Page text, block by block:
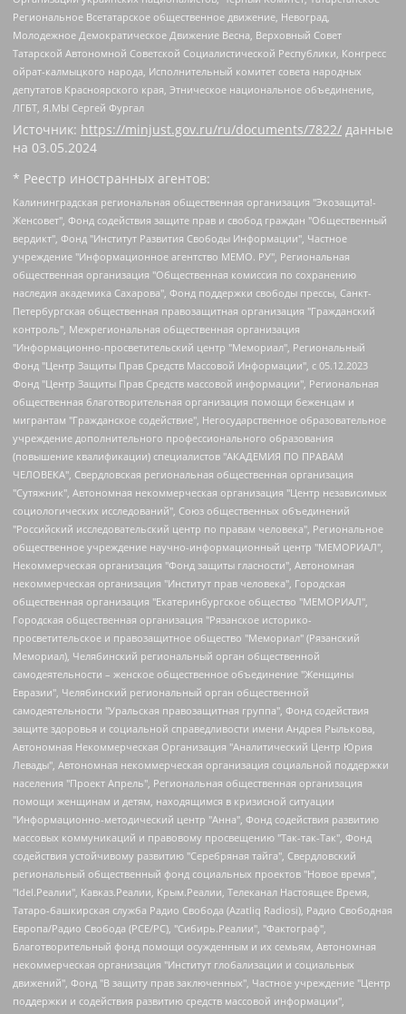
Региональное Всетатарское общественное движение, Невоград,
Молодежное Демократическое Движение Весна, Верховный Совет
Татарской Автономной Советской Социалистической Республики, Конгресс
ойрат-калмыцкого народа, Исполнительный комитет совета народных
депутатов Красноярского края, Этническое национальное объединение,
ЛГБТ, Я.МЫ Сергей Фургал
Источник: https://minjust.gov.ru/ru/documents/7822/ данные
на 03.05.2024
* Реестр иностранных агентов:
Калининградская региональная общественная организация "Экозащита!-Женсовет", Фонд содействия защите прав и свобод граждан "Общественный вердикт", Фонд "Институт Развития Свободы Информации", Частное учреждение "Информационное агентство МЕМО. РУ", Региональная общественная организация "Общественная комиссия по сохранению наследия академика Сахарова", Фонд поддержки свободы прессы, Санкт-Петербургская общественная правозащитная организация "Гражданский контроль", Межрегиональная общественная организация "Информационно-просветительский центр "Мемориал", Региональный Фонд "Центр Защиты Прав Средств Массовой Информации", с 05.12.2023 Фонд "Центр Защиты Прав Средств массовой информации", Региональная общественная благотворительная организация помощи беженцам и мигрантам "Гражданское содействие", Негосударственное образовательное учреждение дополнительного профессионального образования (повышение квалификации) специалистов "АКАДЕМИЯ ПО ПРАВАМ ЧЕЛОВЕКА", Свердловская региональная общественная организация "Сутяжник", Автономная некоммерческая организация "Центр независимых социологических исследований", Союз общественных объединений "Российский исследовательский центр по правам человека", Региональное общественное учреждение научно-информационный центр "МЕМОРИАЛ", Некоммерческая организация "Фонд защиты гласности", Автономная некоммерческая организация "Институт прав человека", Городская общественная организация "Екатеринбургское общество "МЕМОРИАЛ", Городская общественная организация "Рязанское историко-просветительское и правозащитное общество "Мемориал" (Рязанский Мемориал), Челябинский региональный орган общественной самодеятельности – женское общественное объединение "Женщины Евразии", Челябинский региональный орган общественной самодеятельности "Уральская правозащитная группа", Фонд содействия защите здоровья и социальной справедливости имени Андрея Рылькова, Автономная Некоммерческая Организация "Аналитический Центр Юрия Левады", Автономная некоммерческая организация социальной поддержки населения "Проект Апрель", Региональная общественная организация помощи женщинам и детям, находящимся в кризисной ситуации "Информационно-методический центр "Анна", Фонд содействия развитию массовых коммуникаций и правовому просвещению "Так-так-Так", Фонд содействия устойчивому развитию "Серебряная тайга", Свердловский региональный общественный фонд социальных проектов "Новое время", "Idel.Реалии", Кавказ.Реалии, Крым.Реалии, Телеканал Настоящее Время, Татаро-башкирская служба Радио Свобода (Azatliq Radiosi), Радио Свободная Европа/Радио Свобода (PCE/PC), "Сибирь.Реалии", "Фактограф", Благотворительный фонд помощи осужденным и их семьям, Автономная некоммерческая организация "Институт глобализации и социальных движений", Фонд "В защиту прав заключенных", Частное учреждение "Центр поддержки и содействия развитию средств массовой информации", Пензенский региональный общественный благотворительный фонд "Гражданский союз", "Север.Реалии", Некоммерческая организация Фонд "Правовая инициатива", Общество с ограниченной ответственностью "Радио Свободная Европа/Радио Свобода", Чешское информационное агентство "MEDIUM-ORIENT", Красноярская региональная общественная организация "Мы против СПИДа", Камалягин Денис Николаевич, Маркелов Сергей Евгеньевич, Пономарев Лев Александрович, Савицкая Людмила Алексеевна, Автономная некоммерческая организация "Центр по работе с проблемой насилия "НАСИЛИЮ.НЕТ", Межрегиональный профессиональный союз работников здравоохранения "Альянс врачей", Юридическое лицо, зарегистрированное в Латвийской Республике, SIA "Medusa Project" (регистрационный номер 40103797863, дата регистрации 10.06.2014), Некоммерческая организация "Фонд по борьбе с коррупцией", Автономная некоммерческая организация "Институт права и публичной политики", Баданин Роман Сергеевич, Гликин Максим Александрович, Железнова Мария Михайловна, Лукьянова Юлия Сергеевна, Маетная Елизавета Витальевна, Маняхин Петр Борисович, Чуракова Ольга Владимировна, Ярош Юлия Петровна, Юридическое лицо "The Insider SIA", зарегистрированное в Риге, Латвийская Республика (дата регистрации 26.06.2015), являющееся администратором доменного имени интернет-издания "The Insider SIA", https://theins.ru, Постернак Алексей Евгеньевич, Рубин Михаил Аркадьевич, Анин Роман Александрович, Юридическое лицо Istories fonds, зарегистрированное в Латвийской Республике (регистрационный номер 50008295751, дата регистрации 24.02.2020), Великовский Дмитрий Александрович, Долинина Ирина Николаевна, Мароховская Алеся Алексеевна, Шлейнов Роман Юрьевич, Шмагун Олеся Валентиновна, Общество с ограниченной ответственностью "Альтаир 2021", Общество с ограниченной ответственностью "Вега 2021", Общество с ограниченной ответственностью "Главный редактор 2021", Общество с ограниченной ответственностью "Ромашки монолит", Важенков Артем Валерьевич, Ивановская областная общественная организация "Центр гендерных исследований", Гурман Юрий Альбертович, Медиапроект "ОВД-Инфо", Егоров Владимир Владимирович, Жилинский Владимир Александрович, Общество с ограниченной ответственностью "ЗП", Иванова София Юрьевна, Карезина Инна Павловна, Кильтау Екатерина Викторовна, Петров Алексей Викторович, Пискунов Сергей Евгеньевич, Смирнов Сергей Сергеевич, Тихонов Михаил Сергеевич, Общество с ограниченной ответственностью "ЖУРНАЛИСТ-ИНОСТРАННЫЙ АГЕНТ", Арапова Галина Юрьевна, Вольтская Татьяна Анатольевна, Американская компания "Mason G.E.S. Anonymous Foundation" (США), являющаяся владельцем интернет-издания https://mnews.world/, Компания "Stichting Bellingcat", зарегистрированная в Нидерландах (дата регистрации 11.07.2018), Захаров Андрей Вячеславович, Клепиковская Екатерина Дмитриевна, Общество с ограниченной ответственностью "МЕМО", Перл Роман Александрович, Симонов Евгений Алексеевич, Соловьева Елена Анатольевна, Сотников Даниил Владимирович, Сурначева Елизавета Дмитриевна, Автономная некоммерческая организация по защите прав человека и информированию населения "Якутия – Наше Мнение", Общество с ограниченной ответственностью "Москоу диджитал медиа", с 26.01.2023 Общество с ограниченной ответственностью "Чайка Белые сады", Ветошкина Валерия Валерьевна, Заговора Максим Александрович, Межрегиональное общественное движение "Российская ЛГБТ - сеть", Оленичев Максим Владимирович, Павлов Иван Юрьевич, Скворцова Елена Сергеевна, Общество с ограниченной ответственностью "Как бы инагент", Кочетков Игорь Викторович, Общество с ограниченной ответственностью "Честные выборы", Еланчик Олег Александрович, Общество с ограниченной ответственностью "Нобелевский призыв", Гималова Регина Эмилевна, Григорьев Андрей Валерьевич, Григорьева Алина Александровна, Ассоциация по содействию защите прав призывников, альтернативнослужащих и военнослужащих "Правозащитная группа "Гражданин.Армия.Право", Хисамова Регина Фаритовна, Автономная некоммерческая организация по реализации социально-правовых программ "Лилит", Дальневосточное общественное движение "Маяк", Санкт-Петербургская ЛГБТ-инициативная группа "Выход", Инициативная группа ЛГБТ+ "Реверс", Алексеев Андрей Викторович, Бекбулатова Таисия Львовна, Беляев Иван Михайлович, Владыкина Елена Сергеевна, Гельман Марат Александрович, Никульшина Вероника Юрьевна, Толоконникова Надежда Андреевна, Шендерович Виктор Анатольевич, Общество с ограниченной ответственностью "Данное сообщение", Общество с ограниченной ответственностью Издательский дом "Новая глава", Айнбиндер Александра Александровна, Московский комьюнити-центр для ЛГБТ+инициатив, Благотворительный фонд развития филантропии, Deutsche Welle (Германия, Kurt-Schumacher-Strasse 3, 53113 Bonn), Борзунова Мария Михайловна, Воробьев Виктор Викторович, Голубева Анна Львовна, Константинова Алла Михайловна, Малкова Ирина Владимировна, Мурадов Мурад Абдулгалимович, Осетинская Елизавета Николаевна, Понасенков Евгений Николаевич, Ганапольский Матвей Юрьевич, Киселев Евгений Алексеевич, Борухович Ирина Григорьевна, Дремин Иван Тимофеевич, Дубровский Дмитрий Викторович, Красноярская региональная общественная организация поддержки и развития альтернативных образовательных технологий и межкультурных коммуникаций "ИНТЕРРА", Маяковская Екатерина Алексеевна, Фейгин Марк Захарович, Филимонов Андрей Викторович, Дзугкоева Регина Николаевна, Доброхотов Роман Александрович, Дудь Юрий Александрович, Елкин Сергей Владимирович, Кругликов Кирилл Игоревич, Сабунаева Мария Леонидовна, Семенов Алексей Владимирович, Шаинян Карен Багратович, Шульман Екатерина Михайловна, Асафьев Артур Валерьевич, Вахштайн Виктор Семенович, Венедиктов Алексей Алексеевич, Лушникова Екатерина Евгеньевна, Волков Леонид Михайлович, Невзоров Александр Глебович, Пархоменко Сергей Борисович, Сироткин Ярослав Николаевич, Кара-Мурза Владимир Владимирович, Баранова Наталья Владимировна, Гозман Леонид Яковлевич, Кагарлицкий Борис Юльевич, Климарев Михаил Валерьевич, Милов Владимир Станиславович, Автономная некоммерческая организация Краснодарский центр современного искусства "Типография", Моргенштерн Алишер Тагирович, Соболь Любовь Эдуардовна, Общество с ограниченной ответственностью "ЛИЗА НОРМ", Каспаров Гарри Кимович, Ходорковский Михаил Борисович, Общество с ограниченной ответственностью "Апрельские тезисы", Данилович Ирина Брониславовна, Кашин Олег Владимирович, Петров Николай Владимирович, Пивоваров Алексей Владимирович, Соколов Михаил Владимирович, Цветкова Юлия Владимировна, Чичваркин Евгений Александрович, Комитет против пыток/Команда против пыток, Общество с ограниченной ответственностью "Первый научный", Общество с ограниченной ответственностью "Вертолет и ко", Белоцерковская Вероника Борисовна, Кац Максим Евгеньевич, Лазарева Татьяна Юрьевна, Шаведдинов Руслан Табризович, Яшин Илья Валерьевич, Общество с ограниченной ответственностью "Иноагент ААВ", Алешковский Дмитрий Петрович, Альбац Евгения Марковна, Быков Дмитрий Львович, Галямина Юлия Евгеньевна, Лойко Сергей Леонидович, Мартынов Кирилл Константинович, Медведев Сергей Александрович, Крашенинников Федор Геннадиевич, Гордеева Катерина Вл